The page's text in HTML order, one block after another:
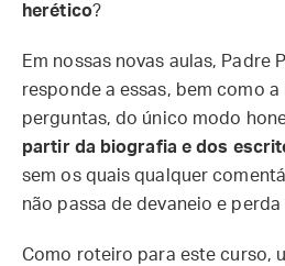
herético?
Em nossas novas aulas, Padre
responde a essas, bem como
perguntas, do único modo
partir da biografia e dos
sem os quais qualquer
não passa de devaneio e
Como roteiro para este curso,